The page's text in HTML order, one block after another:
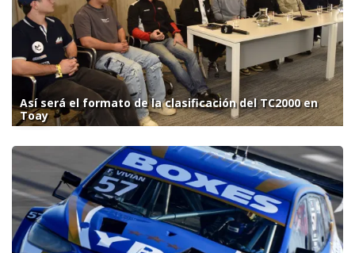
Así será el formato de la clasificación del TC2000 en
Toay